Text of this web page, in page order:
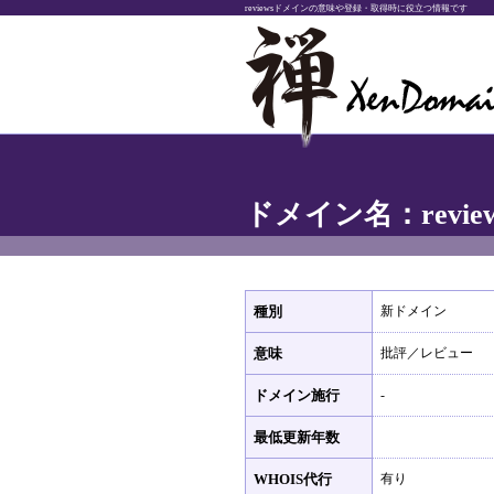
reviewsドメインの意味や登録・取得時に役立つ情報です
ドメイン名：
種別 新ドメイン
意味 批評／レビュー
ドメイン施行 -
最低更新年数
WHOIS代行 有り